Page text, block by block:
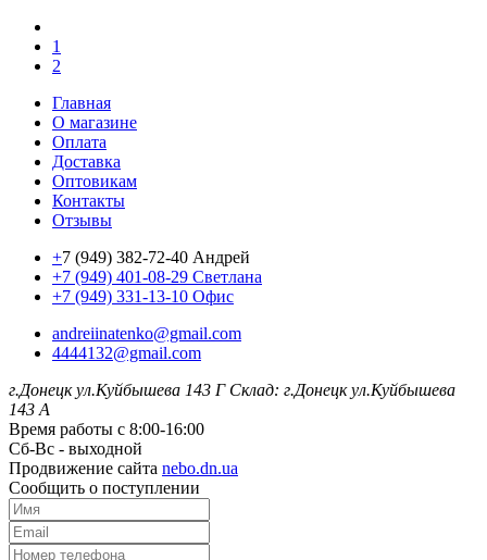
1
2
Главная
О магазине
Оплата
Доставка
Оптовикам
Контакты
Отзывы
+7 (949) 382-72-40 Андрей
+7 (949) 401-08-29 Светлана
+7 (949) 331-13-10 Офис
andreiinatenko@gmail.com
4444132@gmail.com
г.Донецк ул.Куйбышева 143 Г Склад: г.Донецк ул.Куйбышева
143 А
Время работы с 8:00-16:00
Сб-Вс - выходной
Продвижение сайта nebo.dn.ua
Сообщить о поступлении